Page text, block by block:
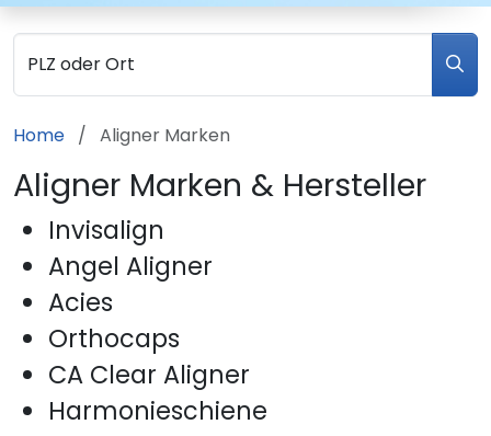
PLZ oder Ort
Home Aligner Marken
Aligner Marken & Hersteller
Invisalign
Angel Aligner
Acies
Orthocaps
CA Clear Aligner
Harmonieschiene